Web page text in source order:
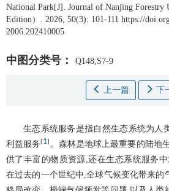
National Park[J]. Journal of Nanjing Forestry
Edition）. 2026, 50(3): 101-111 https://
2006.202410005
中图分类号： Q148;S7-9
上一篇 下
生态系统服务是指自然生态系统为人
利益服务[1] 。森林是地球上最重要的陆地
供了丰富的物质资源,还在生态系统服务
在过去的一个世纪中,全球气候变化带来的